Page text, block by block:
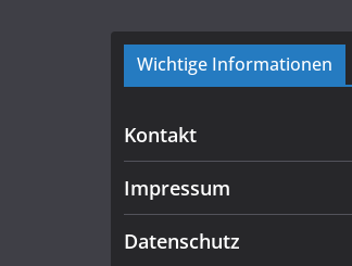
Wichtige Informationen
Kontakt
Impressum
Datenschutz